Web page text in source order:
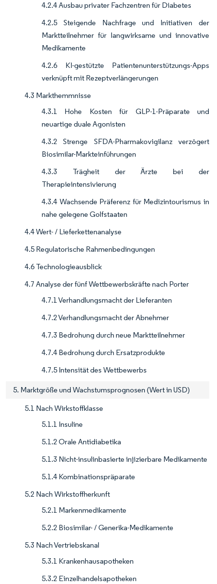
4.2.4 Ausbau privater Fachzentren für Diabetes
4.2.5 Steigende Nachfrage und Initiativen der
Marktteilnehmer für langwirksame und innovative
Medikamente
4.2.6 KI-gestützte Patientenunterstützungs-Apps
verknüpft mit Rezeptverlängerungen
4.3 Markthemmnisse
4.3.1 Hohe Kosten für GLP-1-Präparate und
neuartige duale Agonisten
4.3.2 Strenge SFDA-Pharmakovigilanz verzögert
Biosimilar-Markteinführungen
4.3.3 Trägheit der Ärzte bei der
Therapieintensivierung
4.3.4 Wachsende Präferenz für Medizintourismus in
nahe gelegene Golfstaaten
4.4 Wert- / Lieferkettenanalyse
4.5 Regulatorische Rahmenbedingungen
4.6 Technologieausblick
4.7 Analyse der fünf Wettbewerbskräfte nach Porter
4.7.1 Verhandlungsmacht der Lieferanten
4.7.2 Verhandlungsmacht der Abnehmer
4.7.3 Bedrohung durch neue Marktteilnehmer
4.7.4 Bedrohung durch Ersatzprodukte
4.7.5 Intensität des Wettbewerbs
5. Marktgröße und Wachstumsprognosen (Wert in USD)
5.1 Nach Wirkstoffklasse
5.1.1 Insuline
5.1.2 Orale Antidiabetika
5.1.3 Nicht-insulinbasierte injizierbare Medikamente
5.1.4 Kombinationspräparate
5.2 Nach Wirkstoffherkunft
5.2.1 Markenmedikamente
5.2.2 Biosimilar- / Generika-Medikamente
5.3 Nach Vertriebskanal
5.3.1 Krankenhausapotheken
5.3.2 Einzelhandelsapotheken